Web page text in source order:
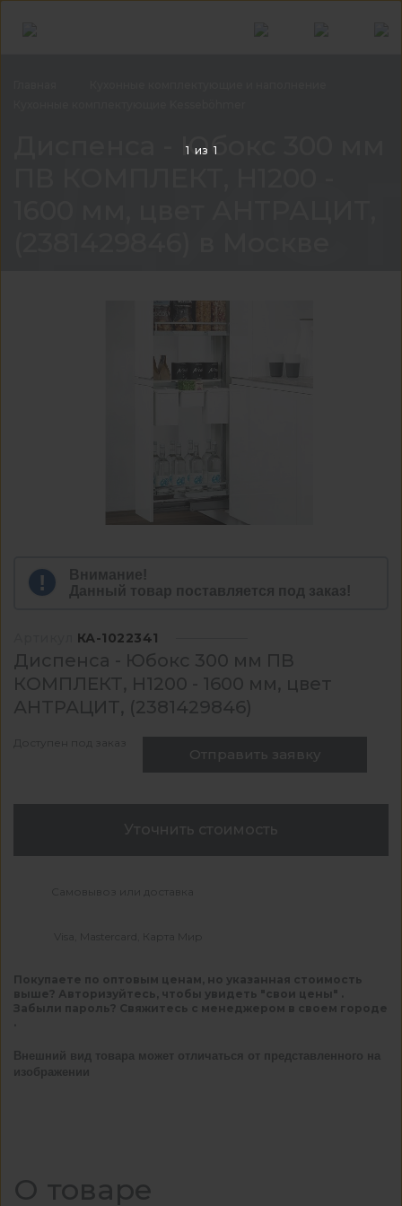
Диспенса - Юбокс 300 мм
Внимание!
Данный товар поставляется под заказ!
КА-1022341
Диспенса - Юбокс 300 мм ПВ
КОМПЛЕКТ, H1200 - 1600 мм, цвет
АНТРАЦИТ, (2381429846)
Доступен под заказ
Отправить заявку
Уточнить стоимость
Самовывоз или доставка
Visa, Mastercard, Карта Мир
Покупаете по оптовым ценам, но указанная стоимость
выше? Авторизуйтесь, чтобы увидеть "свои цены" .
Забыли пароль? Свяжитесь с менеджером в своем городе
Внешний вид товара может отличаться от представленного на
изображении
О товаре
1 из 1